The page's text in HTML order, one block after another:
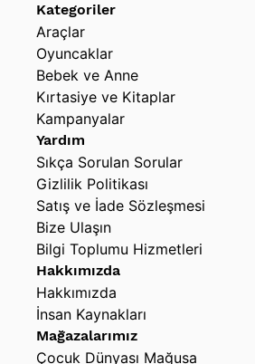
Kategoriler
Araçlar
Oyuncaklar
Bebek ve Anne
Kırtasiye ve Kitaplar
Kampanyalar
Yardım
Sıkça Sorulan Sorular
Gizlilik Politikası
Satış ve İade Sözleşmesi
Bize Ulaşın
Bilgi Toplumu Hizmetleri
Hakkımızda
Hakkımızda
İnsan Kaynakları
Mağazalarımız
Çocuk Dünyası Mağusa